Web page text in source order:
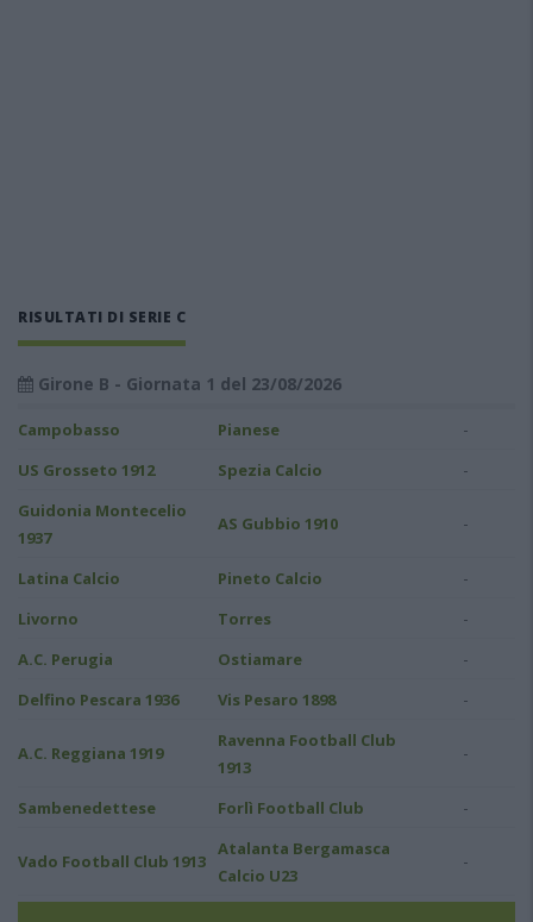
RISULTATI DI SERIE C
Girone B - Giornata 1 del 23/08/2026
Campobasso Pianese -
US Grosseto 1912 Spezia Calcio -
Guidonia Montecelio
1937
AS Gubbio 1910 -
Latina Calcio Pineto Calcio -
Livorno Torres -
A.C. Perugia Ostiamare -
Delfino Pescara 1936 Vis Pesaro 1898 -
A.C. Reggiana 1919
Ravenna Football Club
1913
-
Sambenedettese Forlì Football Club -
Vado Football Club 1913
Atalanta Bergamasca
Calcio U23
-